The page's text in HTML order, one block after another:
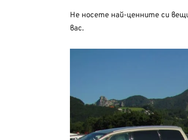
Не носете най-ценните си
вас.